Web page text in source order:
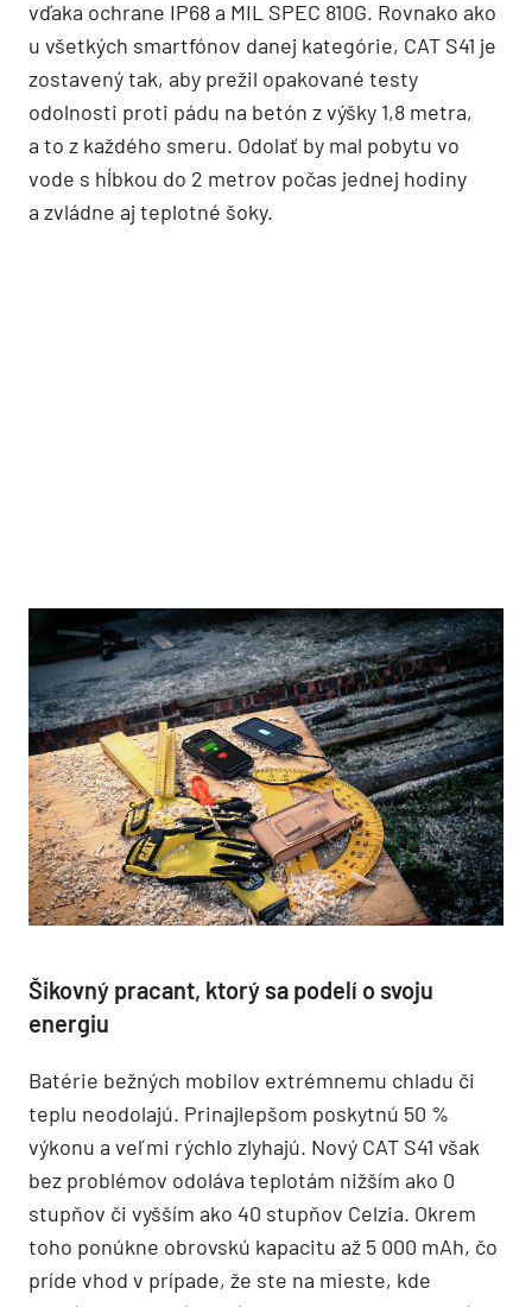
vďaka ochrane IP68 a MIL SPEC 810G. Rovnako ako
u všetkých smartfónov danej kategórie, CAT S41 je
zostavený tak, aby prežil opakované testy
odolnosti proti pádu na betón z výšky 1,8 metra,
a to z každého smeru. Odolať by mal pobytu vo
vode s hĺbkou do 2 metrov počas jednej hodiny
a zvládne aj teplotné šoky.
Šikovný pracant, ktorý sa podelí o svoju
energiu
Batérie bežných mobilov extrémnemu chladu či
teplu neodolajú. Prinajlepšom poskytnú 50 %
výkonu a veľmi rýchlo zlyhajú. Nový CAT S41 však
bez problémov odoláva teplotám nižším ako 0
stupňov či vyšším ako 40 stupňov Celzia. Okrem
toho ponúkne obrovskú kapacitu až 5 000 mAh, čo
príde vhod v prípade, že ste na mieste, kde